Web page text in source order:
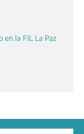
en la FIL La Paz